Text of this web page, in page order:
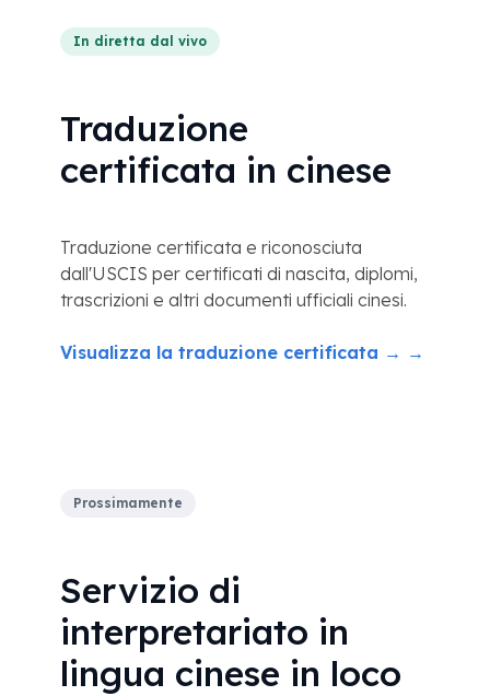
In diretta dal vivo
Traduzione
certificata in cinese
Traduzione certificata e riconosciuta
dall'USCIS per certificati di nascita, diplomi,
trascrizioni e altri documenti ufficiali cinesi.
Visualizza la traduzione certificata → →
Prossimamente
Servizio di
interpretariato in
lingua cinese in loco